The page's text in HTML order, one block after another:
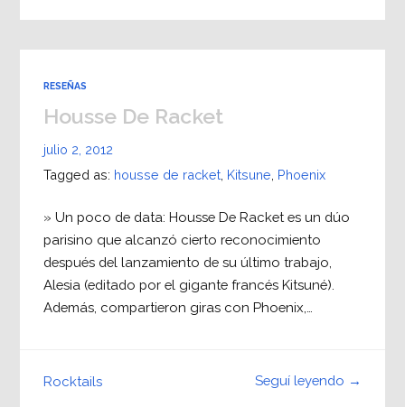
RESEÑAS
Housse De Racket
julio 2, 2012
Tagged as: housse de racket, Kitsune Phoenix
» Un poco de data: Housse De Racket es un dúo
parisino que alcanzó cierto reconocimiento
después del lanzamiento de su último trabajo,
Alesia (editado por el gigante francés Kitsuné).
Además, compartieron giras con Phoenix,…
Seguí leyendo →
Rocktails